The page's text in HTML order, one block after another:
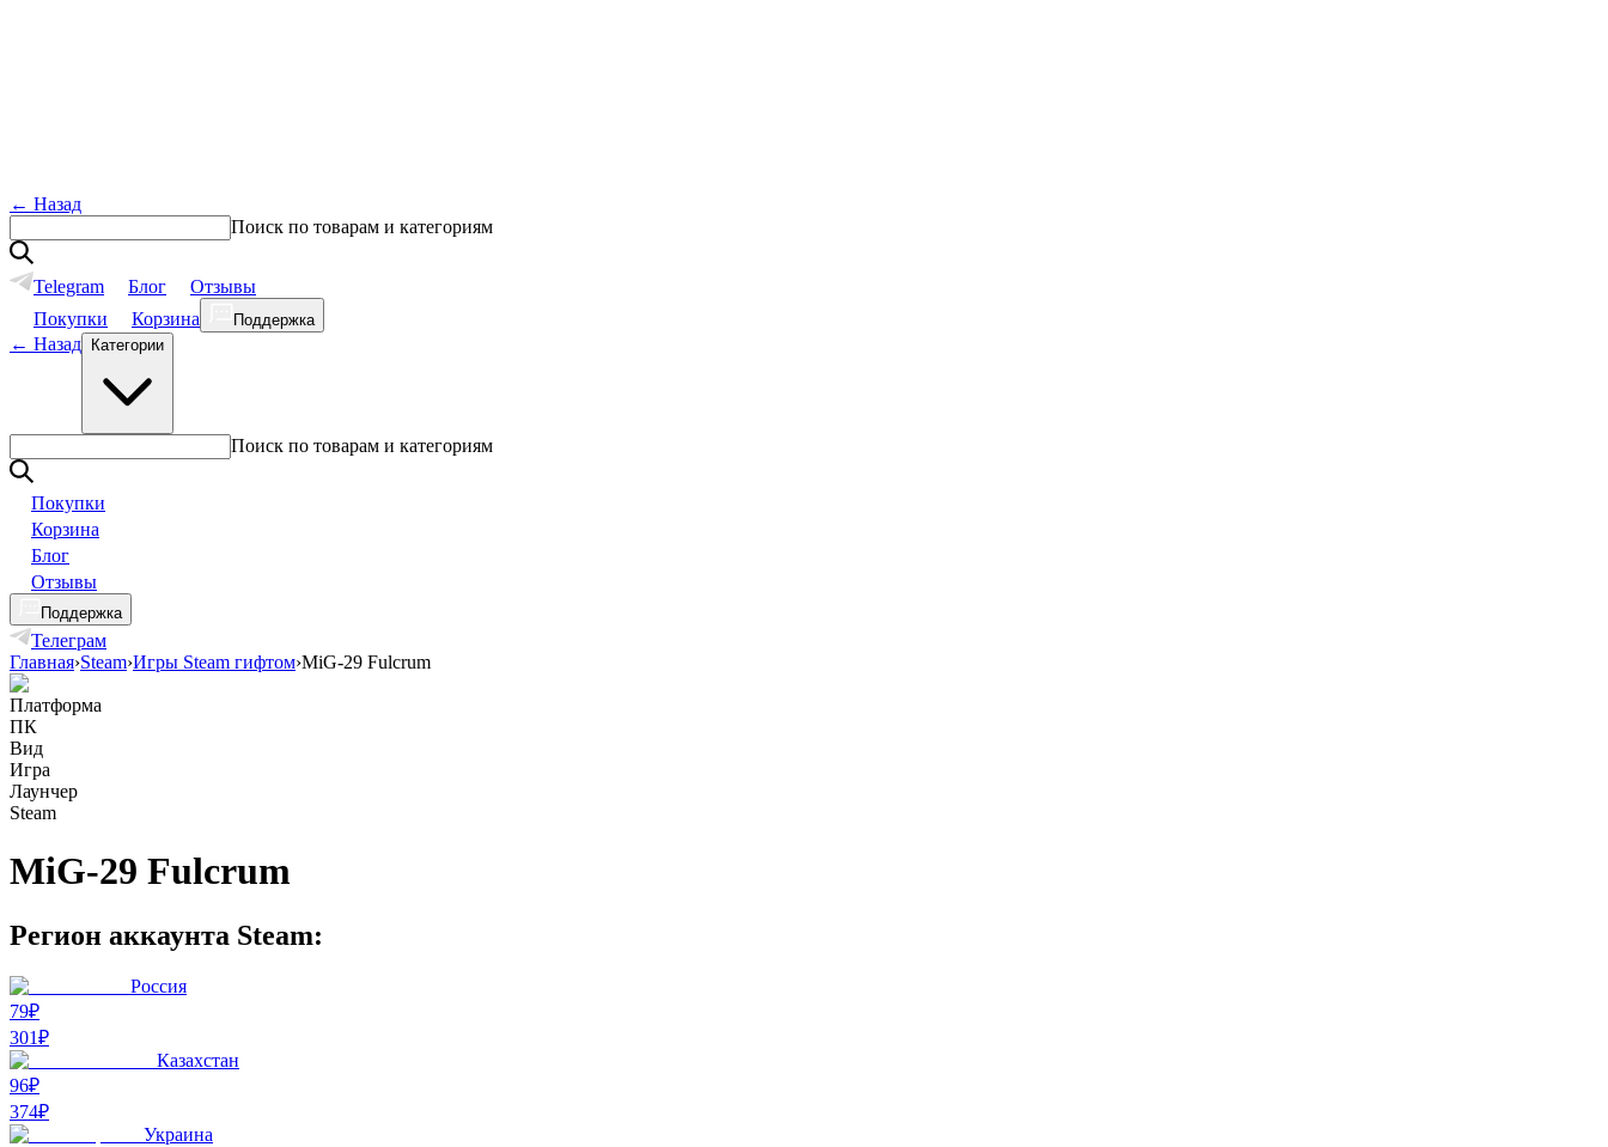
← Назад
Поиск по товарам и категориям
Telegram Блог
Отзывы
Покупки
Корзина Поддержка
← Назад Категории
Поиск по товарам и категориям
Покупки
Корзина
Блог
Отзывы
Поддержка
Телеграм
Главная›Steam›Игры Steam гифтом›MiG-29 Fulcrum
Платформа
ПК
Вид
Игра
Лаунчер
Steam
MiG-29 Fulcrum
Регион аккаунта Steam:
Россия
79₽
301₽
Казахстан
96₽
374₽
Украина